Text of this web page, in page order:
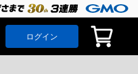
ログイン